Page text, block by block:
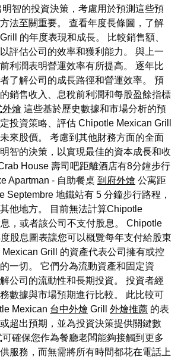
明智的投資決策，考慮用於預測這些預
法至關重要。 查看年度長條圖，了解
的年度表現和成長。 比較銷售額、
評估公司的效率和獲利能力。 與上一
利潤表明營運效率有所提高。 逐年比
了解公司的成長路徑和營運效率。 預
銷售收入、息稅前利潤和每股盈餘指標
外燴 這些基於歷史數據和市場分析的預
投資策略、評估 Chipotle Mexican Grill
來股價。 考慮到其他財務方面的全面
智的決策，以實現最佳的資本成長和收
House 壽司吧距離酒店有8分鐘步行
Apartman - 自助餐桌 到府外燴 公寓距
Septembre 地鐵站有 5 分鐘步行路程，
他地方。 目前無法計算Chipotle
，或者該公司不支付股息。 Chipotle
股息圖表讓您可以概覽每年支付給股東
Grill 的資產代表公司擁有或控
一切。 它們分為流動資產和固定資
公司的流動性和長期投資。 投資者經
數據與市場預期進行比較。 此比較可
Mexican 台中外燴 Grill 外燴推薦 的表
超出預期，並為投資決策提供關鍵數
確保您作為餐廳老闆能夠接觸到更多
服務，而無需將所有時間都花在電話上